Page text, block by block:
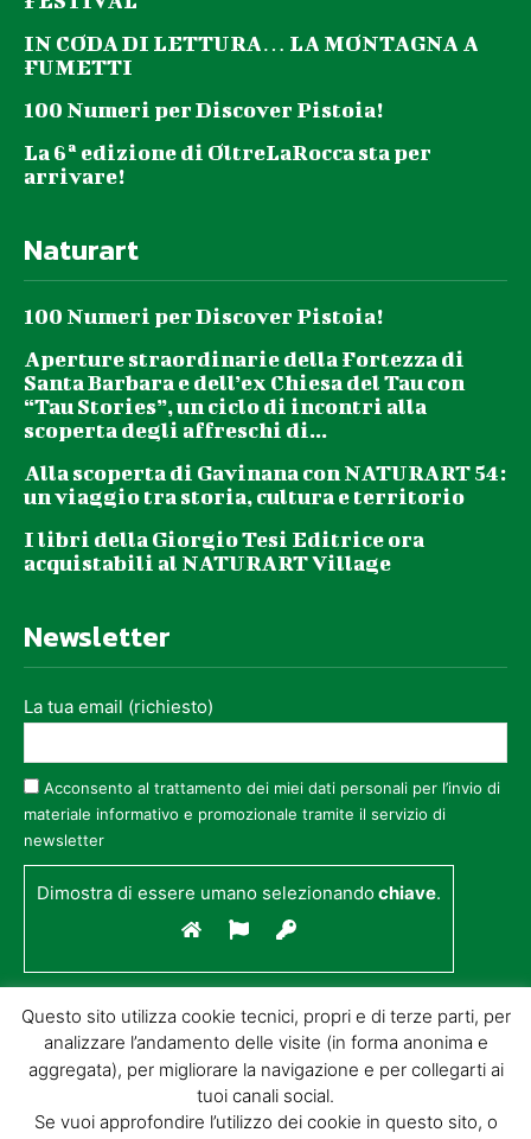
IN CODA DI LETTURA… LA MONTAGNA A
FUMETTI
100 Numeri per Discover Pistoia!
La 6ª edizione di OltreLaRocca sta per
arrivare!
Naturart
100 Numeri per Discover Pistoia!
Aperture straordinarie della Fortezza di
Santa Barbara e dell’ex Chiesa del Tau con
“Tau Stories”, un ciclo di incontri alla
scoperta degli affreschi di...
Alla scoperta di Gavinana con NATURART 54:
un viaggio tra storia, cultura e territorio
I libri della Giorgio Tesi Editrice ora
acquistabili al NATURART Village
Newsletter
La tua email (richiesto)
Acconsento al trattamento dei miei dati personali per l’invio di
materiale informativo e promozionale tramite il servizio di
newsletter
Dimostra di essere umano selezionandochiave.
Questo sito utilizza cookie tecnici, propri e di terze parti, per
analizzare l’andamento delle visite (in forma anonima e
aggregata), per migliorare la navigazione e per collegarti ai
tuoi canali social.
Se vuoi approfondire l’utilizzo dei cookie in questo sito, o